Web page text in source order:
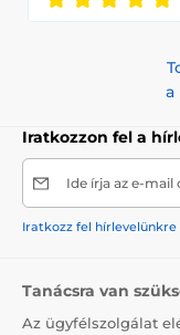
a
Iratkozzon fel a
Ide írja az e-mail
Iratkozz fel
Tanácsra van
Az ügyfélszolgálat